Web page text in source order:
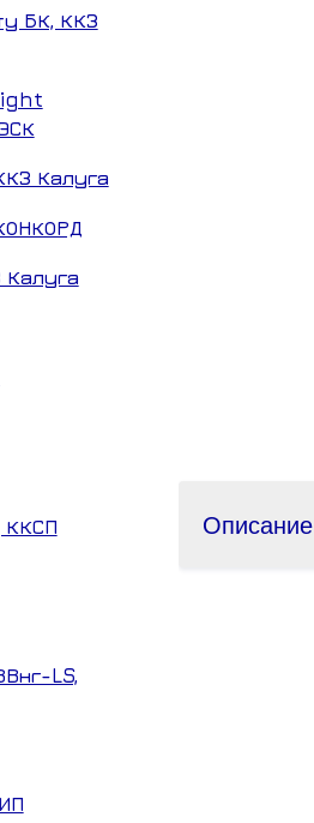
Описание
БК, ККЗ
Калуга
Калуга
ККСП
LS,